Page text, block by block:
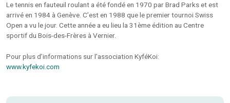
Le tennis en fauteuil roulant a été fondé en 1970 par Brad Parks et est
arrivé en 1984 à Genève. C’est en 1988 que le premier tournoi Swiss
Open a vu le jour. Cette année a eu lieu la 31ème édition au Centre
sportif du Bois-des-Frères à Vernier.
Pour plus d’informations sur l’association KyféKoi:
www.kyfekoi.com